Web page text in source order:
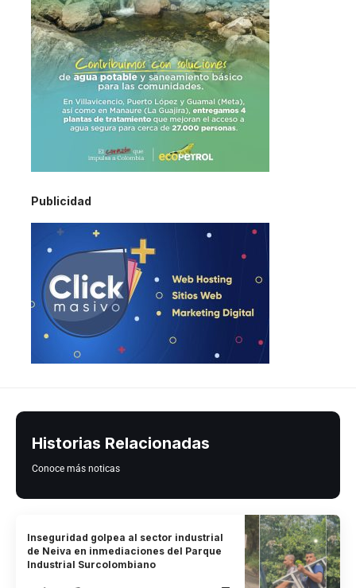
Publicidad
Historias Relacionadas
Conoce más noticas
Inseguridad golpea al sector industrial
de Neiva en inmediaciones del Parque
Industrial Surcolombiano